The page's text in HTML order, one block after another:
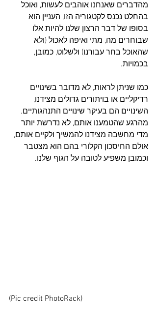
מהדברים שאנחנו אוהבים לעשות, ואוכל
בהחלט נכנס לקטגוריה הזו, העניין הוא
בסופו של דבר הרצון שלנו להיות אלו
שבוחרים מה, מתי ואיפה לאכול (ולא
שהאוכל בחר עבורנו) ולשלוט, כמובן,
בכמויות.
כמו שניתן לראות, לא מדובר בשינויים
רדיקליים או בויתורים גדולים מצידנו,
השינויים הם בעיקר שינויים התנהגותיים.
מהרגע שהטמענו אותם, לא נדרשת יותר
מדי מחשבה מצידנו להמשיך ולקיים אותם,
אולם החיסכון הקלורי בהם הוא מצטבר
וכמובן משפיע לטובה על הגוף שלנו.
(Pic credit PhotoRack)